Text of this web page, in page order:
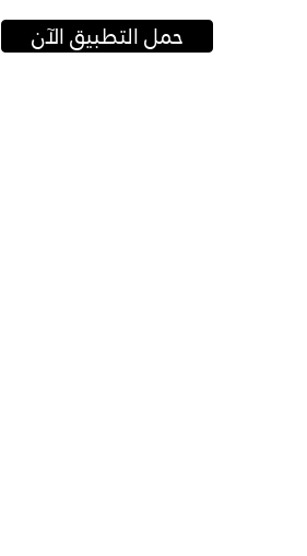
حمل التطبيق الآن